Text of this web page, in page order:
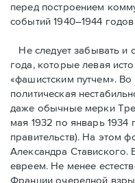
перед построением
событий 1940–1944
Не следует забывать и
года, которые левая
«фашистским путчем».
политическая
даже обычные мерки
мая 1932 по январь 1934
правительств). На этом
Александра Ставиского.
евреем. Не менее
Франции очередной